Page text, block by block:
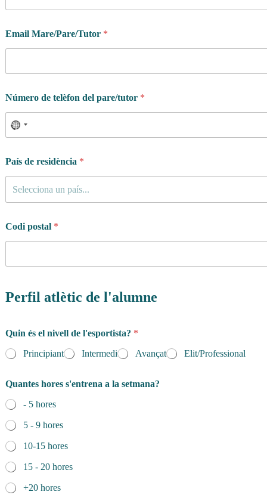
Email Mare/Pare/Tutor *
Número de telèfon del pare/tutor *
País de residència *
Selecciona un país...
Codi postal *
Perfil atlètic de l'alumne
Quin és el nivell de l'esportista? *
Principiant
Intermedi Avançat Elit/Professional
Quantes hores s'entrena a la setmana?
- 5 hores
5 - 9 hores
10-15 hores
15 - 20 hores
+20 hores